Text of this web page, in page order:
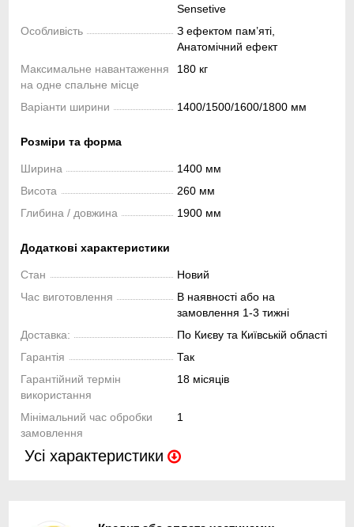
Sensetive
Особливість
З ефектом пам’яті,
Анатомічний ефект
Максимальне навантаження
на одне спальне місце
180 кг
Варіанти ширини 1400/1500/1600/1800 мм
Розміри та форма
Ширина
1400 мм
Висота
260 мм
Глибина / довжина
1900 мм
Додаткові характеристики
Стан
Новий
Час виготовлення
В наявності або на
замовлення 1-3 тижні
Доставка:
По Києву та Київській області
Гарантія
Так
Гарантійний термін
використання
18 місяців
Мінімальний час обробки
замовлення
1
Усі характеристики